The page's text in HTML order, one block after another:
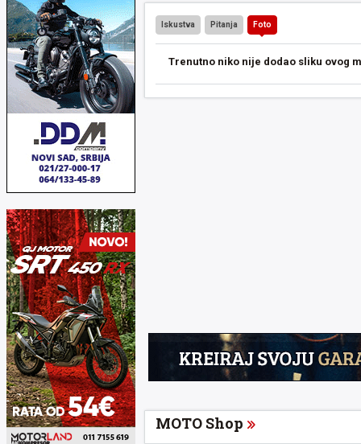
Iskustva Pitanja Foto
Trenutno niko nije dodao sliku ovog
MOTO Shop